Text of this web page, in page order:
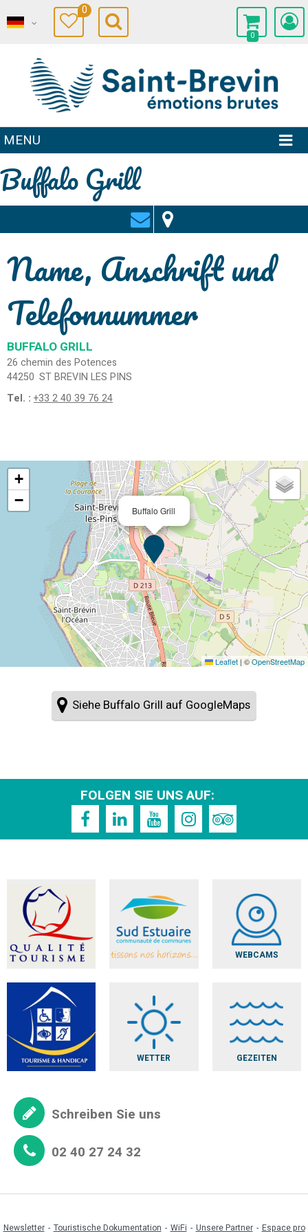
0
0
MENU
Buffalo Grill
Name, Anschrift und
Telefonnummer
BUFFALO GRILL
26 chemin des Potences
44250 ST BREVIN LES PINS
Tel. : +33 2 40 39 76 24
Buffalo Grill
+
−
Leaflet|©OpenStreetMap
Siehe Buffalo Grill auf GoogleMaps
FOLGEN SIE UNS AUF:
WEBCAMS
WETTER GEZEITEN
Schreiben Sie uns
02 40 27 24 32
Newsletter Touristische Dokumentation WiFi Unsere Partner Espace pro